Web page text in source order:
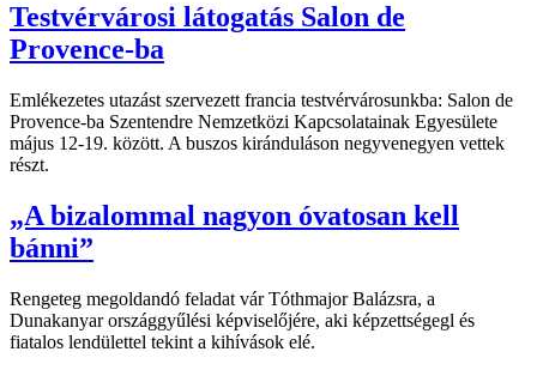
Testvérvárosi látogatás Salon de
Provence-ba
Emlékezetes utazást szervezett francia testvérvárosunkba: Salon de
Provence-ba Szentendre Nemzetközi Kapcsolatainak Egyesülete
május 12-19. között. A buszos kiránduláson negyvenegyen vettek
részt.
„A bizalommal nagyon óvatosan kell
bánni”
Rengeteg megoldandó feladat vár Tóthmajor Balázsra, a
Dunakanyar országgyűlési képviselőjére, aki képzettségegl és
fiatalos lendülettel tekint a kihívások elé.